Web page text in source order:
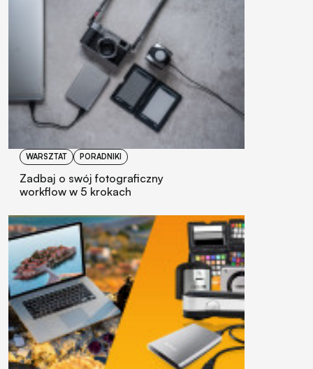
WARSZTAT PORADNIKI
Zadbaj o swój fotograficzny
workflow w 5 krokach